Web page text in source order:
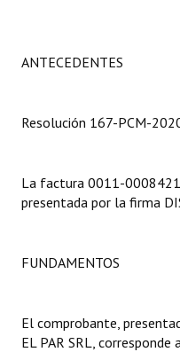
Constitución Provincial
Digesto
Organigrama
DOCUMENTOS
Proyectos Presentados
ANTECEDENTES
Resolución 167-PCM-
La factura 0011-
presentada por la firma
FUNDAMENTOS
El comprobante,
EL PAR SRL,